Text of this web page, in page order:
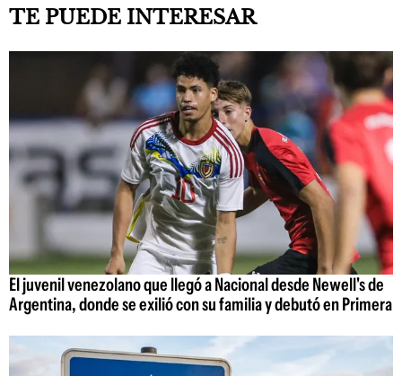
TE PUEDE INTERESAR
El juvenil venezolano que llegó a Nacional desde Newell's de
Argentina, donde se exilió con su familia y debutó en Primera